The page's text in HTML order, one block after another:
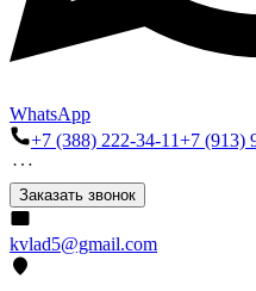
WhatsApp
+7 (388) 222-34-11+7 (913)
Заказать звонок
kvlad5@gmail.com